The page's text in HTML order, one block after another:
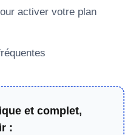
activer votre plan
et complet,
: